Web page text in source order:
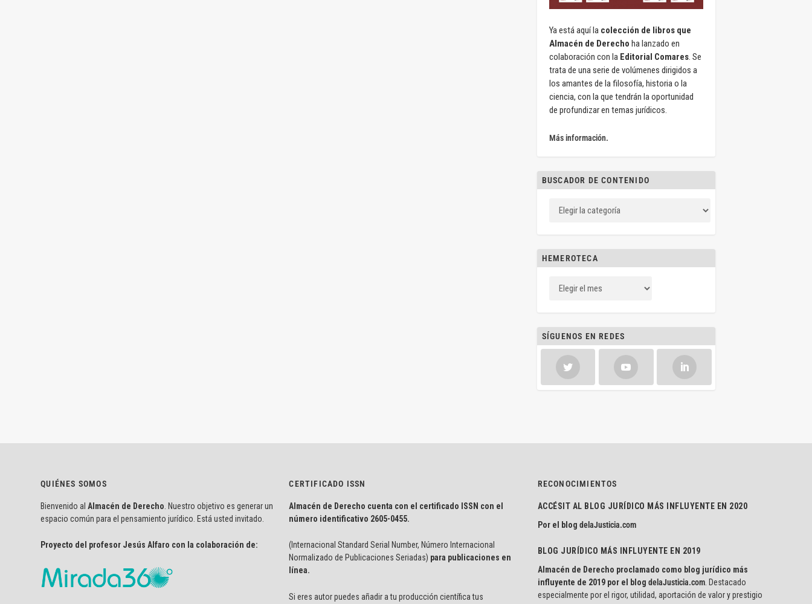
Ya está aquí la colección de libros que
Almacén de Derecho ha lanzado en
colaboración con la Editorial Comares. Se
trata de una serie de volúmenes dirigidos a
los amantes de la filosofía, historia o la
ciencia, con la que tendrán la oportunidad
de profundizar en temas jurídicos.
Más información.
BUSCADOR DE CONTENIDO
HEMEROTECA
SÍGUENOS EN REDES
QUIÉNES SOMOS
Bienvenido al Almacén de Derecho . Nuestro objetivo es generar un
espacio común para el pensamiento jurídico. Está usted invitado.
Proyecto del profesor Jesús Alfaro con la colaboración de:
CERTIFICADO ISSN
Almacén de Derecho cuenta con el certificado ISSN con el
número identificativo 2605-0455.
(Internacional Standard Serial Number, Número Internacional
Normalizado de Publicaciones Seriadas) para publicaciones en
línea.
Si eres autor puedes añadir a tu producción científica tus
RECONOCIMIENTOS
ACCÉSIT AL BLOG JURÍDICO MÁS INFLUYENTE EN 2020
Por el blog delaJusticia.com
BLOG JURÍDICO MÁS INFLUYENTE EN 2019
Almacén de Derecho proclamado como blog jurídico más
influyente de 2019 por el blog delaJusticia.com. Destacado
especialmente por el rigor, utilidad, aportación de valor y prestigio